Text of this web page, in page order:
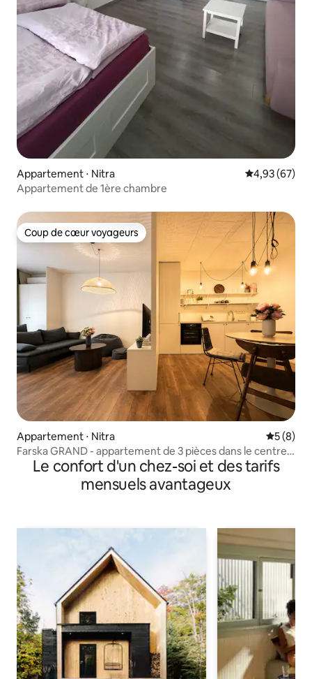
Appartement ⋅ Nitra Évaluation
4,93 (67)
Appartement de 1ère chambre
Coup de cœur voyageurs
Coup de cœur voyageurs
Appartement ⋅ Nitra
5 (8)
Farska GRAND - appartement de 3 pièces dans le centre
de Nitra
Le confort d'un chez-soi et des tarifs
mensuels avantageux